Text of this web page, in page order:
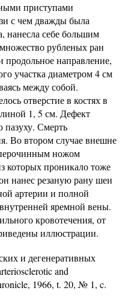
приступами
с чем дважды была
нанесла себе большим
рубленых ран
направление,
участка диаметром 4 см
между собой.
отверстие в костях в
1, 5 см. Дефект
Смерть
Во втором случае внешне
ножом
которых проникало тоже
нанес резаную рану шеи
артерии и полной
яремной вены.
кровотечения, от
иллюстрации.
и дегенеративных
and
1966, t. 20, № 1, c.